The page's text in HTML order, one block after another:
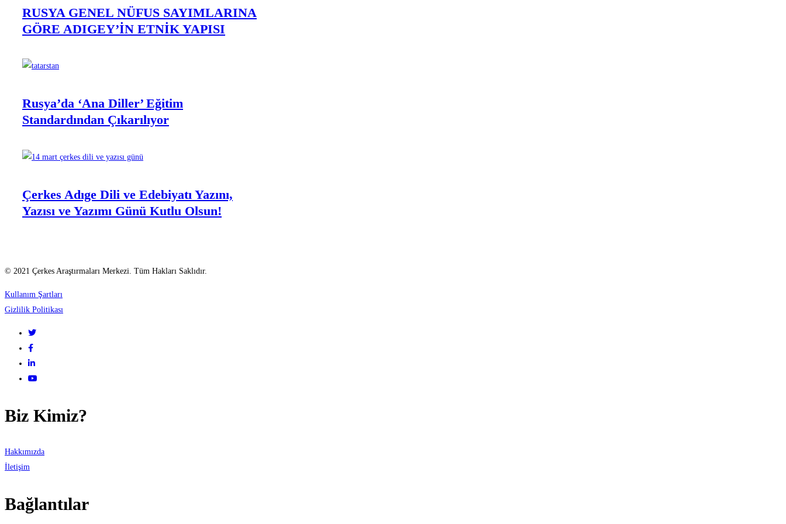
RUSYA GENEL NÜFUS SAYIMLARINA
GÖRE ADIGEY’İN ETNİK YAPISI
Rusya’da ‘Ana Diller’ Eğitim
Standardından Çıkarılıyor
Çerkes Adıge Dili ve Edebiyatı Yazını,
Yazısı ve Yazımı Günü Kutlu Olsun!
© 2021 Çerkes Araştırmaları Merkezi. Tüm Hakları Saklıdır.
Kullanım Şartları
Gizlilik Politikası
Biz Kimiz?
Hakkımızda
İletişim
Bağlantılar